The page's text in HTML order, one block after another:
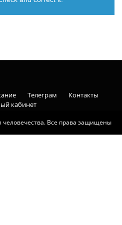
человечества. Все права защищены
Телеграм
Контакты
кабинет